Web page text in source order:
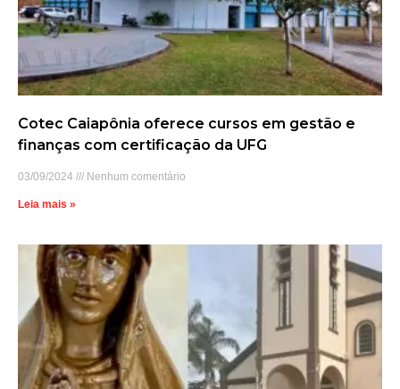
Cotec Caiapônia oferece cursos em gestão e
finanças com certificação da UFG
03/09/2024 Nenhum comentário
Leia mais »